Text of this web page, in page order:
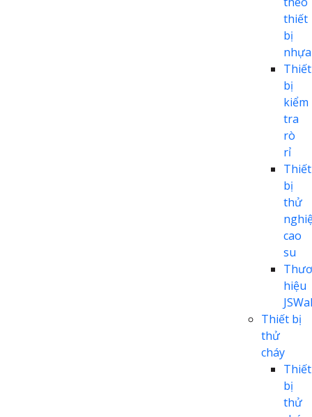
thiết
bị
nhựa
Thiết
bị
kiểm
tra
rò
rỉ
Thiết
bị
thử
cao
su
hiệu
Thiết bị
thử
cháy
Thiết
bị
thử